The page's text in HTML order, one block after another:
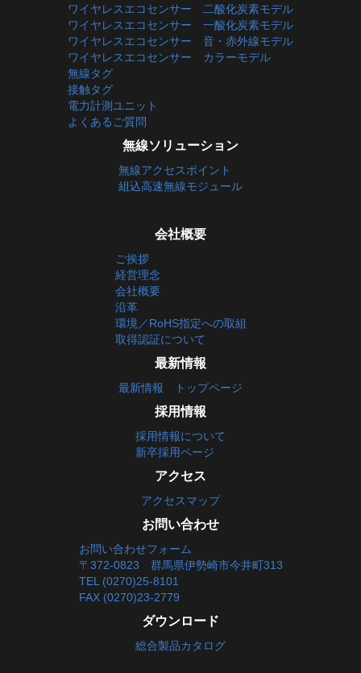
ワイヤレスエコセンサー 二酸化炭素モデル
ワイヤレスエコセンサー 一酸化炭素モデル
ワイヤレスエコセンサー 音・赤外線モデル
ワイヤレスエコセンサー カラーモデル
無線タグ
接触タグ
電力計測ユニット
よくあるご質問
無線ソリューション
無線アクセスポイント
組込高速無線モジュール
会社概要
ご挨拶
経営理念
会社概要
沿革
環境／RoHS指定への取組
取得認証について
最新情報
最新情報 トップページ
採用情報
採用情報について
新卒採用ページ
アクセス
アクセスマップ
お問い合わせ
お問い合わせフォーム
〒372-0823 群馬県伊勢崎市今井町313
TEL (0270)25-8101
FAX (0270)23-2779
ダウンロード
総合製品カタログ